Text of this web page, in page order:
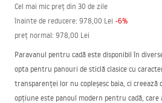
Cel mai mic preț din 30 de zile
înainte de reducere: 978,00 Lei -6%
preț normal: 978,00 Lei
Paravanul pentru cadă este disponibil în
opta pentru panouri de sticlă clasice cu
transparenței lor nu copleșesc baia, ci creează
opțiune este panoul modern pentru cadă,